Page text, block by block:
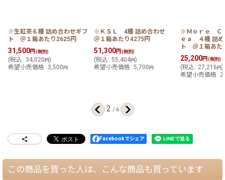
※生紅茶６種 詰め合わせギフ
ト ＠１箱あたり2625円
31,500円(税別)
(税込: 34,020円)
希望小売価格: 3,500円
※ＫＳＬ 4種 詰め合わせ
＠１箱あたり4275円
51,300円(税別)
(税込: 55,404円)
希望小売価格: 5,700円
※Ｍｏｒｅ Ｃ
ｅａ ４種 詰め
ト ＠１箱あた
25,200円(税別)
(税込 : 27,216円)
希望小売価格 :
2 / 6
Facebookでシェア
この商品を買った人は、こんな商品も買っています